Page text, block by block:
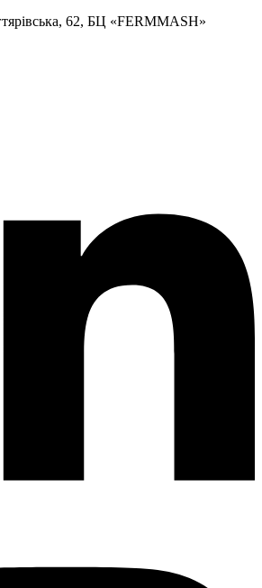
62, БЦ «FERMMASH»